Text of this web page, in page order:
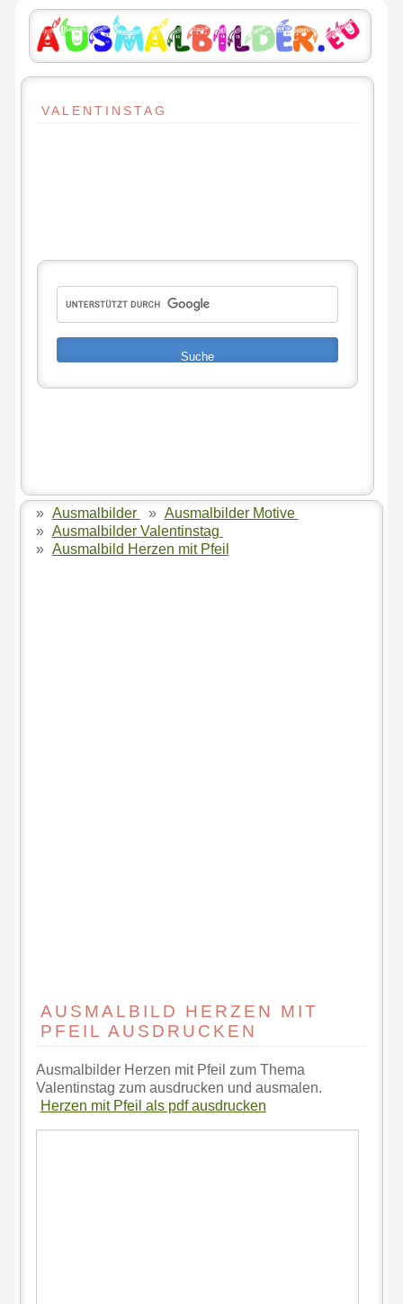
VALENTINSTAG
» Ausmalbilder » Ausmalbilder Motive
» Ausmalbilder Valentinstag
» Ausmalbild Herzen mit Pfeil
AUSMALBILD HERZEN MIT
PFEIL AUSDRUCKEN
Ausmalbilder Herzen mit Pfeil zum Thema
Valentinstag zum ausdrucken und ausmalen.
Herzen mit Pfeil als pdf ausdrucken